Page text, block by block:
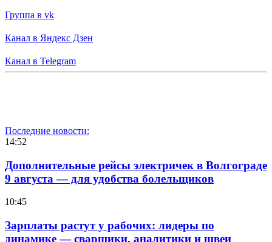
Группа в vk
Канал в Яндекс Дзен
Канал в Telegram
Последние новости:
14:52
Дополнительные рейсы электричек в Волгограде
9 августа — для удобства болельщиков
10:45
Зарплаты растут у рабочих: лидеры по
динамике — сварщики, аналитики и швеи